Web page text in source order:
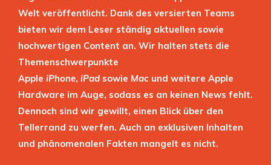
Welt veröffentlicht. Dank des versierten Teams
bieten wir dem Leser ständig aktuellen sowie
hochwertigen Content an. Wir halten stets die
Themenschwerpunkte
Apple iPhone, iPad sowie Mac und weitere Apple
Hardware im Auge, sodass es an keinen News fehlt.
Dennoch sind wir gewillt, einen Blick über den
Tellerrand zu werfen. Auch an exklusiven Inhalten
und phänomenalen Fakten mangelt es nicht.